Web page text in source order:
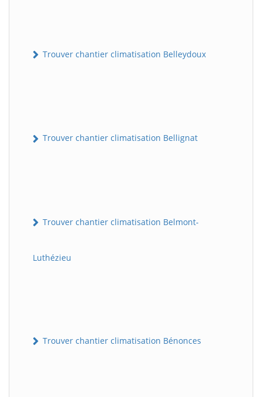
Trouver chantier climatisation Belleydoux
Trouver chantier climatisation Bellignat
Trouver chantier climatisation Belmont-
Luthézieu
Trouver chantier climatisation Bénonces